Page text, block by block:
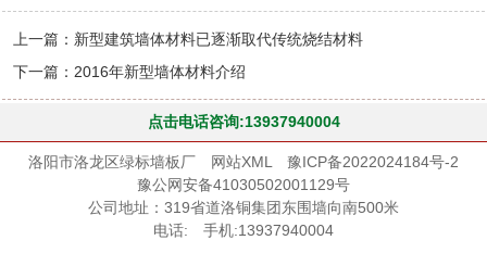
上一篇： 新型建筑墙体材料已逐渐取代传统烧结材料
下一篇： 2016年新型墙体材料介绍
点击电话咨询:13937940004
洛阳市洛龙区绿标墙板厂 网站XML
豫ICP备2022024184号-2
豫公网安备41030502001129号
公司地址：319省道洛铜集团东围墙向南500米
电话: 手机:13937940004